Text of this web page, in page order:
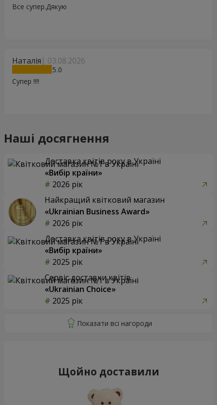
Все супер.Дякую
Наталія 03.08.2026
5
Супер !!!!
Наші досягнення
Доставка квітів року в Україні
«Вибір країни»
2026 рік
Найкращий квітковий магазин
«Ukrainian Business Award»
2026 рік
Доставка квітів року в Україні
«Вибір країни»
2025 рік
Сервіс доставки квітів
«Ukrainian Choice»
2025 рік
Щойно доставили